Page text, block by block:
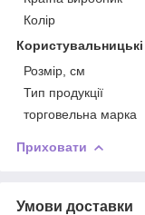
Колір
Розмір, см
Тип продукції
торговельна марка
Приховати
Умови доставки